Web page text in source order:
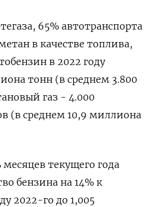
65% автотранспорта
в качестве топлива,
в 2022 году
тонн (в среднем 3.800
газ - 4.000
(в среднем 10,9 миллиона
месяцев текущего года
бензина на 14% к
2022-го до 1,005